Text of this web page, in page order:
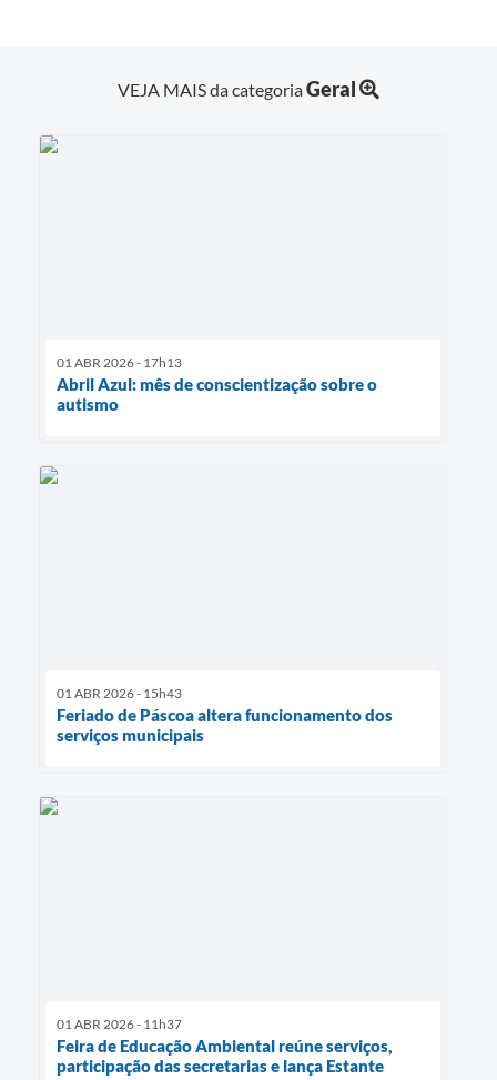
VEJA MAIS da categoriaGeral
01 ABR 2026 - 17h13
Abril Azul: mês de conscientização sobre o
autismo
01 ABR 2026 - 15h43
Feriado de Páscoa altera funcionamento dos
serviços municipais
01 ABR 2026 - 11h37
Feira de Educação Ambiental reúne serviços,
participação das secretarias e lança Estante